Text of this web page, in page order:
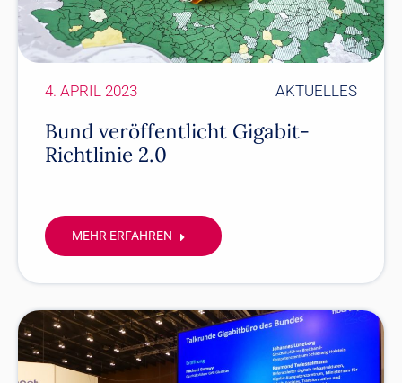
Bund veröffentlicht Gigabit-
Richtlinie 2.0
AKTUELLES
4. APRIL 2023
MEHR ERFAHREN